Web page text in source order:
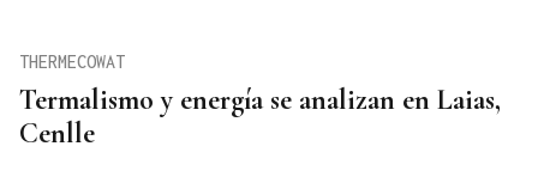
Termalismo y energía se analizan en Laias,
Cenlle
THERMECOWAT